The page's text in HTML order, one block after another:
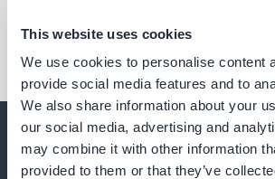
This website uses cookies
We use cookies to personalise content
provide social media features and to
We also share information about your
our social media, advertising and
may combine it with other information
provided to them or that they’ve